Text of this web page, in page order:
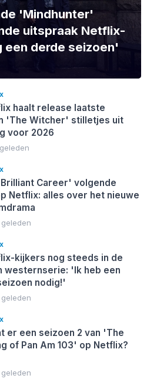
'Mindhunter'
uitspraak Netflix-
een derde seizoen'
haalt release laatste
'The Witcher' stilletjes uit
voor 2026
Career' volgende
Netflix: alles over het nieuwe
kijkers nog steeds in de
westernserie: 'Ik heb een
nodig!'
er een seizoen 2 van 'The
of Pan Am 103' op Netflix?